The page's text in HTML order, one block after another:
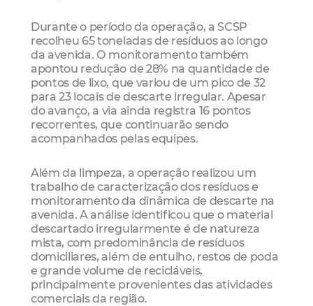
Durante o período da operação, a SCSP
recolheu 65 toneladas de resíduos ao longo
da avenida. O monitoramento também
apontou redução de 28% na quantidade de
pontos de lixo, que variou de um pico de 32
para 23 locais de descarte irregular. Apesar
do avanço, a via ainda registra 16 pontos
recorrentes, que continuarão sendo
acompanhados pelas equipes.
Além da limpeza, a operação realizou um
trabalho de caracterização dos resíduos e
monitoramento da dinâmica de descarte na
avenida. A análise identificou que o material
descartado irregularmente é de natureza
mista, com predominância de resíduos
domiciliares, além de entulho, restos de poda
e grande volume de recicláveis,
principalmente provenientes das atividades
comerciais da região.